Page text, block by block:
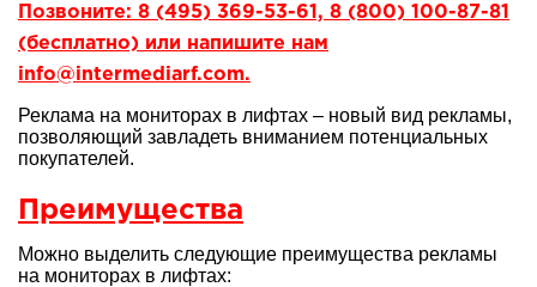
Позвоните: 8 (495) 369-53-61, 8 (800) 100-87-81
(бесплатно) или напишите нам
info@intermediarf.com.
Реклама на мониторах в лифтах – новый вид рекламы,
позволяющий завладеть вниманием потенциальных
покупателей.
Преимущества
Можно выделить следующие преимущества рекламы
на мониторах в лифтах: